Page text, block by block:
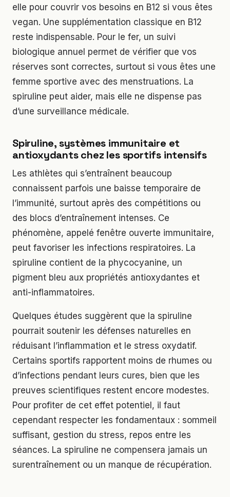
elle pour couvrir vos besoins en B12 si vous êtes
vegan. Une supplémentation classique en B12
reste indispensable. Pour le fer, un suivi
biologique annuel permet de vérifier que vos
réserves sont correctes, surtout si vous êtes une
femme sportive avec des menstruations. La
spiruline peut aider, mais elle ne dispense pas
d’une surveillance médicale.
Spiruline, systèmes immunitaire et
antioxydants chez les sportifs intensifs
Les athlètes qui s’entraînent beaucoup
connaissent parfois une baisse temporaire de
l’immunité, surtout après des compétitions ou
des blocs d’entraînement intenses. Ce
phénomène, appelé fenêtre ouverte immunitaire,
peut favoriser les infections respiratoires. La
spiruline contient de la phycocyanine, un
pigment bleu aux propriétés antioxydantes et
anti-inflammatoires.
Quelques études suggèrent que la spiruline
pourrait soutenir les défenses naturelles en
réduisant l’inflammation et le stress oxydatif.
Certains sportifs rapportent moins de rhumes ou
d’infections pendant leurs cures, bien que les
preuves scientifiques restent encore modestes.
Pour profiter de cet effet potentiel, il faut
cependant respecter les fondamentaux : sommeil
suffisant, gestion du stress, repos entre les
séances. La spiruline ne compensera jamais un
surentraînement ou un manque de récupération.